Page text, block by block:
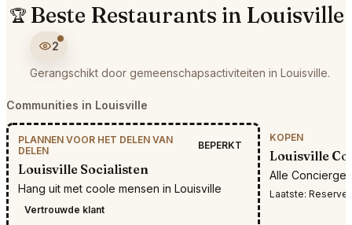
🏆 Beste Restaurants in Louisville
2
Gerangschikt door gemeenschapsactiviteiten in Louisville.
Communities in Louisville
PLANNEN VOOR HET DELEN VAN
DELEN
BEPERKT
Louisville Socialisten
Hang uit met coole mensen in Louisville
Vertrouwde klant
KOPEN
Louisville
Alle
Laatste: Reservering